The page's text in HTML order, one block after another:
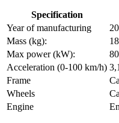
Specification
Year of manufacturing
Mass (kg):
Max power (kW):
80
Acceleration (0-100 km/h)
Frame
Wheels
Engine